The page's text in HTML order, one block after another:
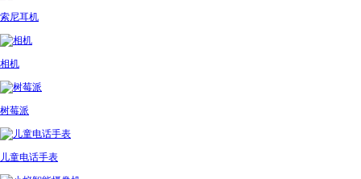
索尼耳机
相机
树莓派
儿童电话手表